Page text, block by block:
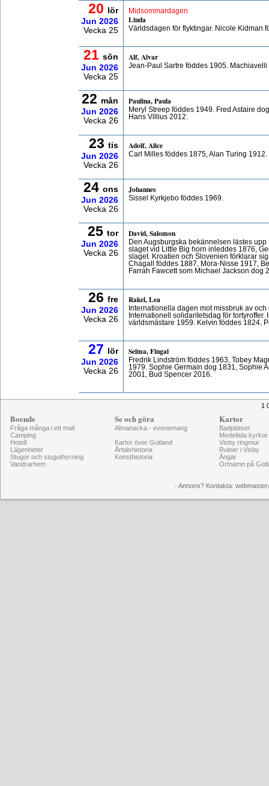
20
lör
Jun 2026
Vecka 25
Midsommardagen
Linda
Världsdagen för flyktingar. Nicole Kidman
21 sön
Jun 2026
Vecka 25
Alf, Alvar
Jean-Paul Sartre föddes 1905. Machiavelli
22 mån
Jun 2026
Vecka 26
Paulina, Paula
Meryl Streep föddes 1949. Fred Astaire
Hans Villius 2012.
23 tis
Jun 2026
Vecka 26
Adolf, Alice
Carl Milles föddes 1875, Alan Turing
24 ons
Jun 2026
Vecka 26
Johannes
Sissel Kyrkjebo föddes 1969.
25 tor
Jun 2026
Vecka 26
David, Salomon
Den Augsburgska bekännelsen lästes
slaget vid Little Big horn inleddes 1876,
slaget. Kroatien och Slovenien förklarar
Chagall föddes 1887, Mora-Nisse 1917,
Farrah Fawcett som Michael Jackson dog
26 fre
Jun 2026
Vecka 26
Rakel, Lea
Internationella dagen mot missbruk av
Internationell solidaritetsdag för tortyroffer.
världsmästare 1959. Kelvin föddes 1824,
27
lör
Jun 2026
Vecka 26
Selma, Fingal
Fredrik Lindström föddes 1963, Tobey
1979. Sophie Germain dog 1831, Sophie
2001, Bud Spencer 2016.
1
Boende
Fråga många i ett mail
Camping
Hotell
Lägenheter
Stugor och stuguthyrning
Vandrarhem
Se och göra
Almanacka - evenemang
Kartor över Gotland
Årtalshistoria
Konsthistoria
Kartor
Badplatser
Medeltida kyrkor
Visby ringmur
Ruiner i Visby
Ängar
Ortnamn på
- Annons? Kontakta: